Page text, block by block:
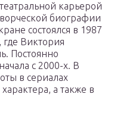
карьерой
биографии
состоялся в 1987
Виктория
Постоянно
с 2000-х. В
в сериалах
а также в